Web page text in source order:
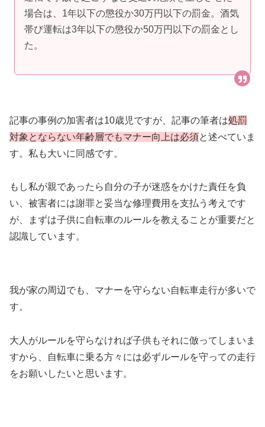
場合は、1年以下の懲役か30万円以下の罰金。酒気
帯び運転は3年以下の懲役か50万円以下の罰金とし
た。
記事の事例の加害者は10歳児ですが、記事の筆者は処罰
対象とならない年齢層でもマナー向上は必須と述べていま
す。私も大いに同感です。
もし私が親であったら自分の子が迷惑をかけた責任を負
い、被害者には謝罪と妥当な修理費用を支払う考えです
が、まずは子供に自転車のルールを教えることが重要だと
認識しています。
我が家の周辺でも、マナーを守らない自転車走行が多いで
す。
大人がルールを守らなければ子供もそれに倣ってしまいま
すから、自転車に乗る方々には必ずルールを守っての走行
をお願いしたいと思います。